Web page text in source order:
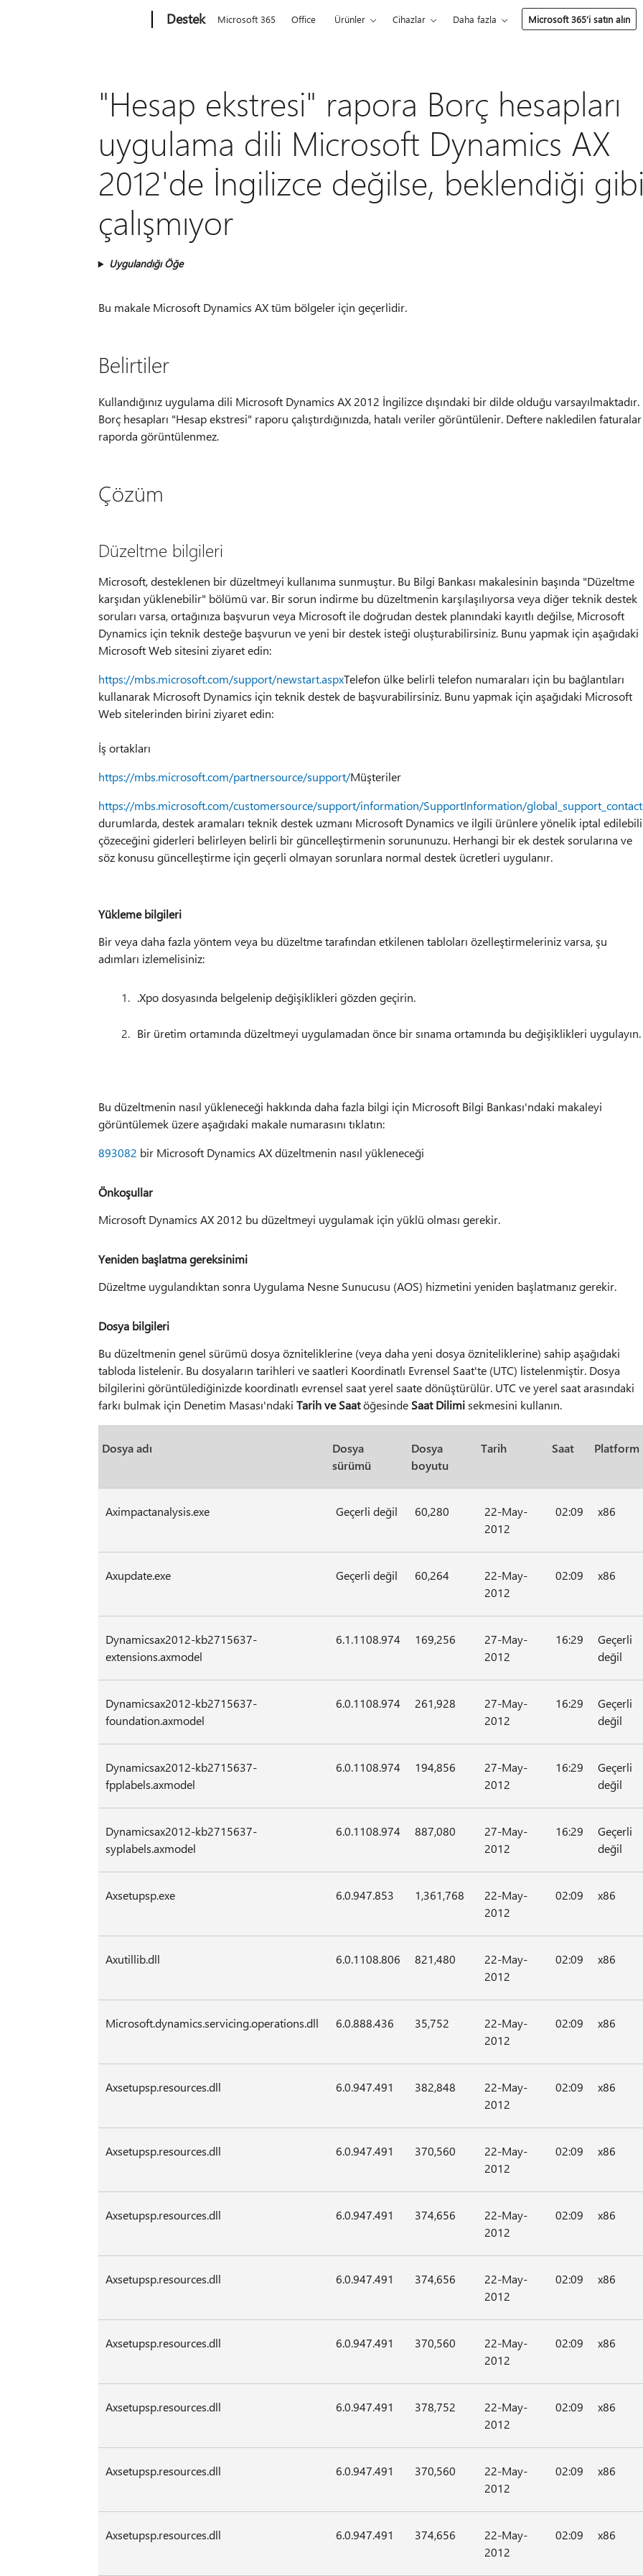
Destek Microsoft 365 Office Ürünler Cihazlar Daha fazla Microsoft 365’i satın alın
"Hesap ekstresi" rapora Borç hesapları
uygulama dili Microsoft Dynamics AX
2012'de İngilizce değilse, beklendiği gibi
çalışmıyor
Uygulandığı Öğe
Bu makale Microsoft Dynamics AX tüm bölgeler için geçerlidir.
Belirtiler
Kullandığınız uygulama dili Microsoft Dynamics AX 2012 İngilizce dışındaki bir dilde olduğu varsayılmaktadır.
Borç hesapları "Hesap ekstresi" raporu çalıştırdığınızda, hatalı veriler görüntülenir. Deftere nakledilen faturalar
raporda görüntülenmez.
Çözüm
Düzeltme bilgileri
Microsoft, desteklenen bir düzeltmeyi kullanıma sunmuştur. Bu Bilgi Bankası makalesinin başında "Düzeltme
karşıdan yüklenebilir" bölümü var. Bir sorun indirme bu düzeltmenin karşılaşılıyorsa veya diğer teknik destek
soruları varsa, ortağınıza başvurun veya Microsoft ile doğrudan destek planındaki kayıtlı değilse, Microsoft
Dynamics için teknik desteğe başvurun ve yeni bir destek isteği oluşturabilirsiniz. Bunu yapmak için aşağıdaki
Microsoft Web sitesini ziyaret edin:
https://mbs.microsoft.com/support/newstart.aspxTelefon ülke belirli telefon numaraları için bu bağlantıları
kullanarak Microsoft Dynamics için teknik destek de başvurabilirsiniz. Bunu yapmak için aşağıdaki Microsoft
Web sitelerinden birini ziyaret edin:
İş ortakları
https://mbs.microsoft.com/partnersource/support/Müşteriler
https://mbs.microsoft.com/customersource/support/information/SupportInformation/
durumlarda, destek aramaları teknik destek uzmanı Microsoft Dynamics ve ilgili ürünlere yönelik iptal
çözeceğini giderleri belirleyen belirli bir güncelleştirmenin sorununuzu. Herhangi bir ek destek sorularına ve
söz konusu güncelleştirme için geçerli olmayan sorunlara normal destek ücretleri uygulanır.
Yükleme bilgileri
Bir veya daha fazla yöntem veya bu düzeltme tarafından etkilenen tabloları özelleştirmeleriniz varsa, şu
adımları izlemelisiniz:
.Xpo dosyasında belgelenip değişiklikleri gözden geçirin.
Bir üretim ortamında düzeltmeyi uygulamadan önce bir sınama ortamında bu değişiklikleri uygulayın.
Bu düzeltmenin nasıl yükleneceği hakkında daha fazla bilgi için Microsoft Bilgi Bankası'ndaki makaleyi
görüntülemek üzere aşağıdaki makale numarasını tıklatın:
893082 bir Microsoft Dynamics AX düzeltmenin nasıl yükleneceği
Önkoşullar
Microsoft Dynamics AX 2012 bu düzeltmeyi uygulamak için yüklü olması gerekir.
Yeniden başlatma gereksinimi
Düzeltme uygulandıktan sonra Uygulama Nesne Sunucusu (AOS) hizmetini yeniden başlatmanız gerekir.
Dosya bilgileri
Bu düzeltmenin genel sürümü dosya özniteliklerine (veya daha yeni dosya özniteliklerine) sahip aşağıdaki
tabloda listelenir. Bu dosyaların tarihleri ve saatleri Koordinatlı Evrensel Saat'te (UTC) listelenmiştir. Dosya
bilgilerini görüntülediğinizde koordinatlı evrensel saat yerel saate dönüştürülür. UTC ve yerel saat arasındaki
farkı bulmak için Denetim Masası'ndaki Tarih ve Saatöğesinde Saat Dilimisekmesini kullanın.
Dosya adı
Dosya
sürümü
Dosya
boyutu
Tarih Saat Platform
Aximpactanalysis.exe Geçerli değil 60,280
22-May-
2012
02:09 x86
Axupdate.exe Geçerli değil 60,264
22-May-
2012
02:09 x86
Dynamicsax2012-kb2715637-
extensions.axmodel
6.1.1108.974 169,256
27-May-
2012
16:29
Geçerli
değil
Dynamicsax2012-kb2715637-
foundation.axmodel
6.0.1108.974 261,928
27-May-
2012
16:29
Geçerli
değil
Dynamicsax2012-kb2715637-
fpplabels.axmodel
6.0.1108.974 194,856
27-May-
2012
16:29
Geçerli
değil
Dynamicsax2012-kb2715637-
syplabels.axmodel
6.0.1108.974 887,080
27-May-
2012
16:29
Geçerli
değil
Axsetupsp.exe 6.0.947.853 1,361,768
22-May-
2012
02:09 x86
Axutillib.dll 6.0.1108.806 821,480
22-May-
2012
02:09 x86
Microsoft.dynamics.servicing.operations.dll 6.0.888.436 35,752
22-May-
2012
02:09 x86
Axsetupsp.resources.dll 6.0.947.491 382,848
22-May-
2012
02:09 x86
Axsetupsp.resources.dll 6.0.947.491 370,560
22-May-
2012
02:09 x86
Axsetupsp.resources.dll 6.0.947.491 374,656
22-May-
2012
02:09 x86
Axsetupsp.resources.dll 6.0.947.491 374,656
22-May-
2012
02:09 x86
Axsetupsp.resources.dll 6.0.947.491 370,560
22-May-
2012
02:09 x86
Axsetupsp.resources.dll 6.0.947.491 378,752
22-May-
2012
02:09 x86
Axsetupsp.resources.dll 6.0.947.491 370,560
22-May-
2012
02:09 x86
Axsetupsp.resources.dll 6.0.947.491 374,656
22-May-
2012
02:09 x86